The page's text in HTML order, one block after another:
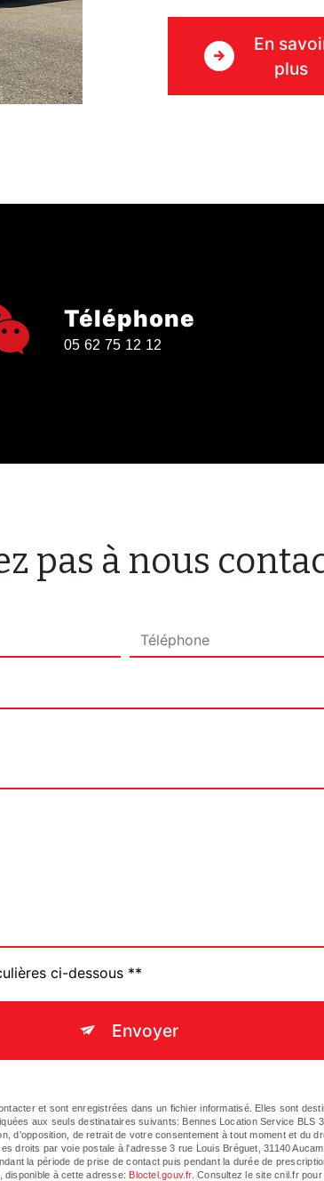
En
plus
Téléphone
05 62 75 12 12
pas à nous
ci-dessous **
Envoyer
et sont enregistrées dans un fichier informatisé. Elles sont
aux seuls destinataires suivants: Bennes Location Service BLS
d’opposition, de retrait de votre consentement à tout moment et du
droits par voie postale à l'adresse 3 rue Louis Bréguet, 31140
la période de prise de contact puis pendant la durée de
disponible à cette adresse: Bloctel.gouv.fr. Consultez le site cnil.fr